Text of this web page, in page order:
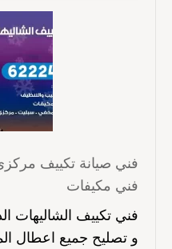
فني مكيفات
فني تكييف الشاليهات
و تصليح جميع اعطال